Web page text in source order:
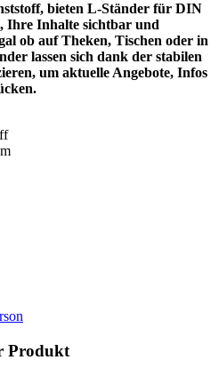
bieten L-Ständer für DIN
Ihre Inhalte sichtbar und
ob auf Theken, Tischen oder in
lassen sich dank der stabilen
um aktuelle Angebote, Infos
Produkt